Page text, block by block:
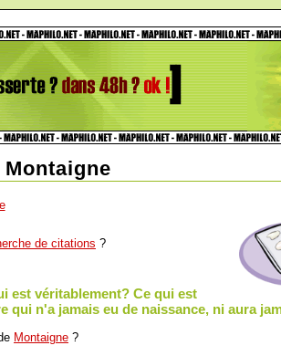
de citations ?
est véritablement? Ce qui est
qui n'a jamais eu de naissance, ni aura
Montaigne ?